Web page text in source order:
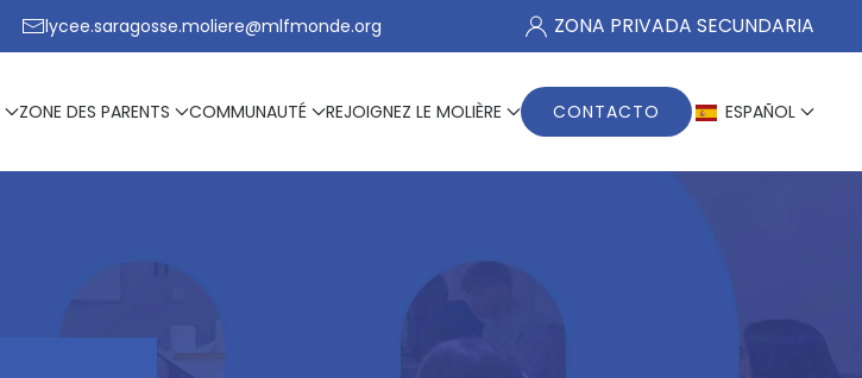
lycee.saragosse.moliere@mlfmonde.org ZONA PRIVADA SECUNDARIA
ZONE DES PARENTS COMMUNAUTÉ REJOIGNEZ LE MOLIÈRE CONTACTO ESPAÑOL